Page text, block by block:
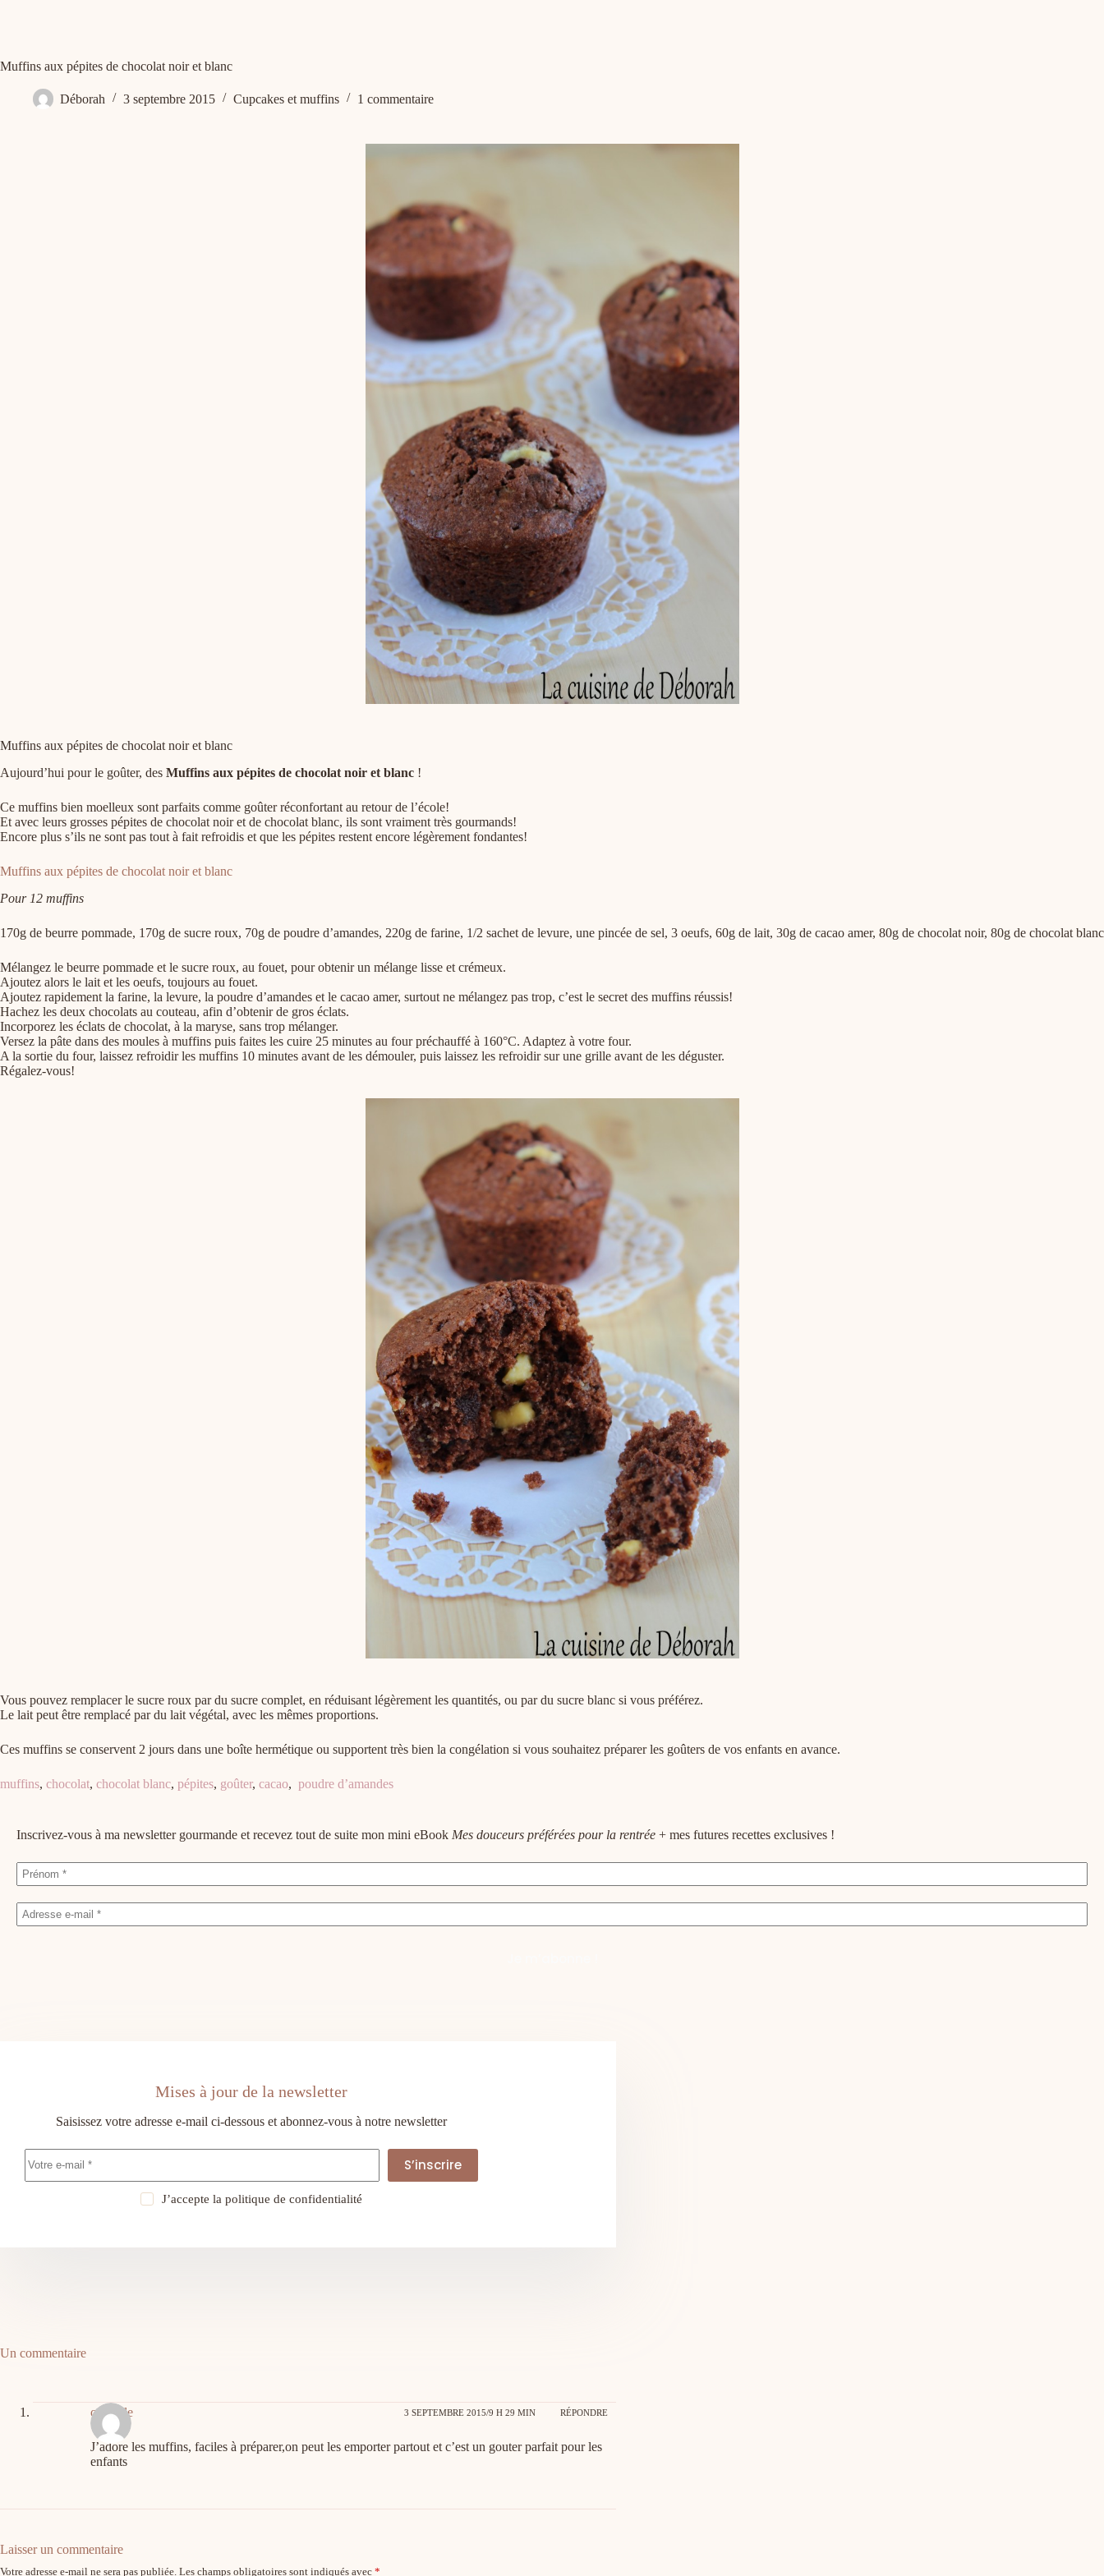
Muffins aux pépites de chocolat noir et blanc
Déborah 3 septembre 2015 Cupcakes et muffins 1 commentaire
Muffins aux pépites de chocolat noir et blanc
Aujourd’hui pour le goûter, des Muffins aux pépites de chocolat noir et blanc !
Ce muffins bien moelleux sont parfaits comme goûter réconfortant au retour de l’école!
Et avec leurs grosses pépites de chocolat noir et de chocolat blanc, ils sont vraiment très gourmands!
Encore plus s’ils ne sont pas tout à fait refroidis et que les pépites restent encore légèrement fondantes!
Muffins aux pépites de chocolat noir et blanc
Pour 12 muffins
170g de beurre pommade, 170g de sucre roux, 70g de poudre d’amandes, 220g de farine, 1/2 sachet de levure, une pincée de sel, 3 oeufs, 60g de lait, 30g de cacao amer, 80g de chocolat noir, 80g de chocolat blanc
Mélangez le beurre pommade et le sucre roux, au fouet, pour obtenir un mélange lisse et crémeux.
Ajoutez alors le lait et les oeufs, toujours au fouet.
Ajoutez rapidement la farine, la levure, la poudre d’amandes et le cacao amer, surtout ne mélangez pas trop, c’est le secret des muffins réussis!
Hachez les deux chocolats au couteau, afin d’obtenir de gros éclats.
Incorporez les éclats de chocolat, à la maryse, sans trop mélanger.
Versez la pâte dans des moules à muffins puis faites les cuire 25 minutes au four préchauffé à 160°C. Adaptez à votre four.
A la sortie du four, laissez refroidir les muffins 10 minutes avant de les démouler, puis laissez les refroidir sur une grille avant de les déguster.
Régalez-vous!
Vous pouvez remplacer le sucre roux par du sucre complet, en réduisant légèrement les quantités, ou par du sucre blanc si vous préférez.
Le lait peut être remplacé par du lait végétal, avec les mêmes proportions.
Ces muffins se conservent 2 jours dans une boîte hermétique ou supportent très bien la congélation si vous souhaitez préparer les goûters de vos enfants en avance.
muffins, chocolat, chocolat blanc, pépites, goûter, cacao, poudre d’amandes
Inscrivez-vous à ma newsletter gourmande et recevez tout de suite mon mini eBook Mes douceurs préférées pour la rentrée + mes futures recettes exclusives !
Mises à jour de la newsletter
Saisissez votre adresse e-mail ci-dessous et abonnez-vous à notre newsletter
S’inscrire
J’accepte la politique de confidentialité
Un commentaire
caneylle 3 SEPTEMBRE 2015/9 H 29 MIN RÉPONDRE
J’adore les muffins, faciles à préparer,on peut les emporter partout et c’est un gouter parfait pour les
enfants
Laisser un commentaire
Votre adresse e-mail ne sera pas publiée. Les champs obligatoires sont indiqués avec *